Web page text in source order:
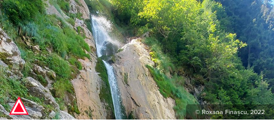
© Roxana Finașcu, 2022